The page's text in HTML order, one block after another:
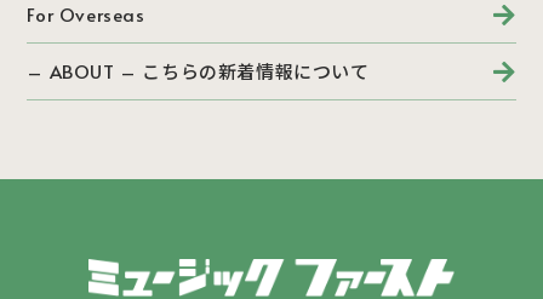
For Overseas
– ABOUT – こちらの新着情報について